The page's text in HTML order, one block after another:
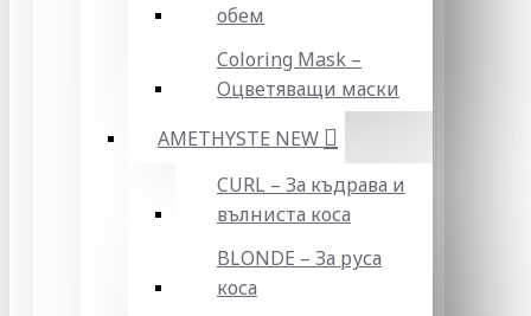
обем
Coloring Mask –
Оцветяващи маски
AMETHYSTE NEW
CURL – За къдрава и
вълниста коса
BLONDE – За руса
коса